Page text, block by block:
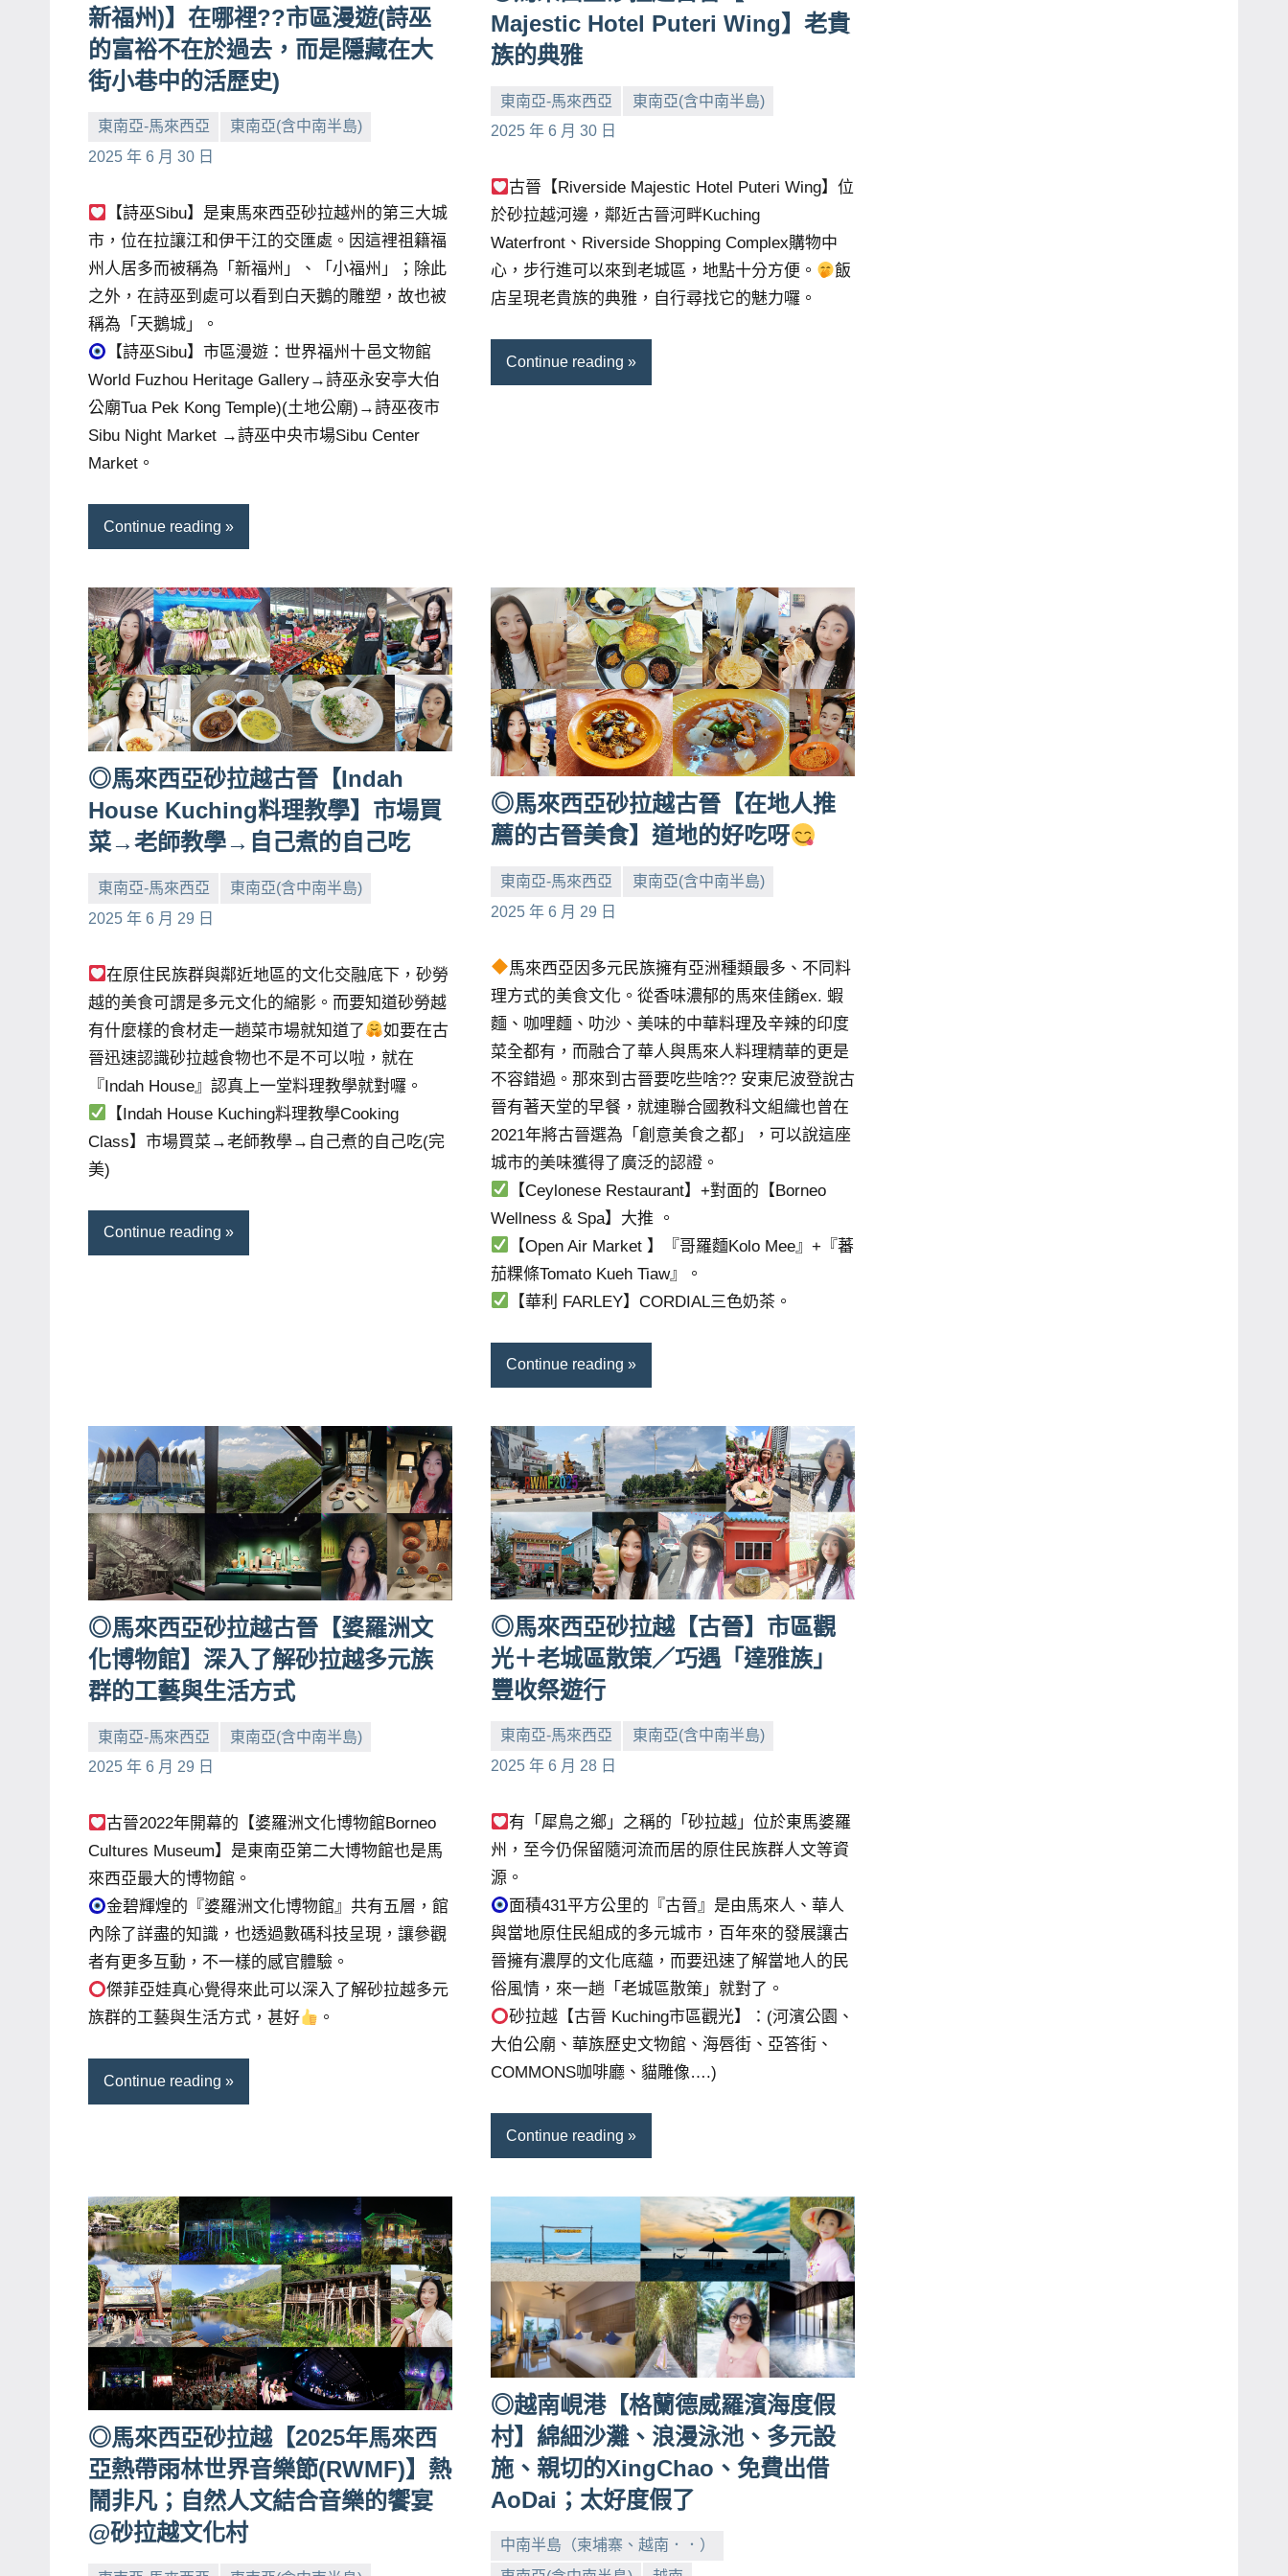
賓、
News
金
號
節
班
底、
外
景
節
目
主
持、
吳
哥
泰
遊
書
作
者、
各
發
表
會
及
活
動
主
持、
校
企
業
及
旅
雜
合
作
達
人
對
象。
新福州)】在哪裡??市區漫遊(詩巫
的富裕不在於過去，而是隱藏在大
街小巷中的活歷史)
東南亞-馬來西亞
東南亞(含中南半島)
2025 年 6 月 30 日
小
No
【詩巫Sibu】是東馬來西亞砂拉越州的第三大城
市，位在拉讓江和伊干江的交匯處。因這裡祖籍福
州人居多而被稱為「新福州」、「小福州」；除此
之外，在詩巫到處可以看到白天鵝的雕塑，故也被
稱為「天鵝城」。
【詩巫Sibu】市區漫遊：世界福州十邑文物館
World Fuzhou Heritage Gallery→詩巫永安亭大伯
公廟Tua Pek Kong Temple)(土地公廟)→詩巫夜市
Sibu Night Market →詩巫中央市場Sibu Center
Market。
Continue reading
Majestic Hotel Puteri Wing】老貴
族的典雅
東南亞-馬來西亞
東南亞(含中南半島)
2025 年 6 月 30 日
小
No
古晉【Riverside Majestic Hotel Puteri Wing】位
於砂拉越河邊，鄰近古晉河畔Kuching
Waterfront、Riverside Shopping Complex購物中
心，步行進可以來到老城區，地點十分方便。
飯
店呈現老貴族的典雅，自行尋找它的魅力囉。
Continue reading
◎馬來西亞砂拉越古晉【Indah
House Kuching料理教學】市場買
菜→老師教學→自己煮的自己吃
東南亞-馬來西亞
東南亞(含中南半島)
2025 年 6 月 29 日
小
No
在原住民族群與鄰近地區的文化交融底下，砂勞
越的美食可謂是多元文化的縮影。而要知道砂勞越
有什麼樣的食材走一趟菜市場就知道了
如要在古
晉迅速認識砂拉越食物也不是不可以啦，就在
『Indah House』認真上一堂料理教學就對囉。
【Indah House Kuching料理教學Cooking
Class】市場買菜→老師教學→自己煮的自己吃(完
美)
Continue reading
◎馬來西亞砂拉越古晉【在地人推
薦的古晉美食】道地的好吃呀
東南亞-馬來西亞
東南亞(含中南半島)
2025 年 6 月 29 日
小
No
馬來西亞因多元民族擁有亞洲種類最多、不同料
理方式的美食文化。從香味濃郁的馬來佳餚ex. 蝦
麵、咖哩麵、叻沙、美味的中華料理及辛辣的印度
菜全都有，而融合了華人與馬來人料理精華的更是
不容錯過。那來到古晉要吃些啥?? 安東尼波登說古
晉有著天堂的早餐，就連聯合國教科文組織也曾在
2021年將古晉選為「創意美食之都」，可以說這座
城市的美味獲得了廣泛的認證。
【Ceylonese Restaurant】+對面的【Borneo
Wellness & Spa】大推 。
【Open Air Market 】『哥羅麵Kolo Mee』+『蕃
茄粿條Tomato Kueh Tiaw』。
【華利 FARLEY】CORDIAL三色奶茶。
Continue reading
◎馬來西亞砂拉越古晉【婆羅洲文
化博物館】深入了解砂拉越多元族
群的工藝與生活方式
東南亞-馬來西亞
東南亞(含中南半島)
2025 年 6 月 29 日
小
No
古晉2022年開幕的【婆羅洲文化博物館Borneo
Cultures Museum】是東南亞第二大博物館也是馬
來西亞最大的博物館。
金碧輝煌的『婆羅洲文化博物館』共有五層，館
內除了詳盡的知識，也透過數碼科技呈現，讓參觀
者有更多互動，不一樣的感官體驗。
傑菲亞娃真心覺得來此可以深入了解砂拉越多元
族群的工藝與生活方式，甚好
。
Continue reading
◎馬來西亞砂拉越【古晉】市區觀
光＋老城區散策／巧遇「達雅族」
豐收祭遊行
東南亞-馬來西亞
東南亞(含中南半島)
2025 年 6 月 28 日
小
No
有「犀鳥之鄉」之稱的「砂拉越」位於東馬婆羅
州，至今仍保留隨河流而居的原住民族群人文等資
源。
面積431平方公里的『古晉』是由馬來人、華人
與當地原住民組成的多元城市，百年來的發展讓古
晉擁有濃厚的文化底蘊，而要迅速了解當地人的民
俗風情，來一趟「老城區散策」就對了。
砂拉越【古晉 Kuching市區觀光】：(河濱公園、
大伯公廟、華族歷史文物館、海唇街、亞答街、
COMMONS咖啡廳、貓雕像….)
Continue reading
◎馬來西亞砂拉越【2025年馬來西
亞熱帶雨林世界音樂節(RWMF)】熱
鬧非凡；自然人文結合音樂的饗宴
@砂拉越文化村
◎越南峴港【格蘭德威羅濱海度假
村】綿細沙灘、浪漫泳池、多元設
施、親切的XingChao、免費出借
AoDai；太好度假了
中南半島（柬埔寨、越南．．）